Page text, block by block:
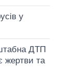
у
ДТП
жертви та